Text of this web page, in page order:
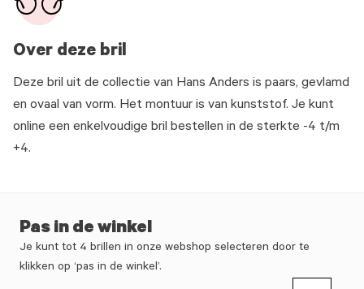
Over deze bril
Deze bril uit de collectie van Hans Anders is paars, gevlamd
en ovaal van vorm. Het montuur is van kunststof. Je kunt
online een enkelvoudige bril bestellen in de sterkte -4 t/m
+4.
Pas in de winkel
Je kunt tot 4 brillen in onze webshop selecteren door te
klikken op ‘pas in de winkel’.